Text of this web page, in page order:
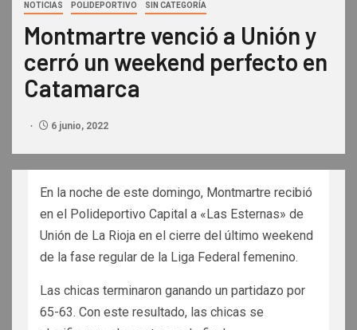
NOTICIAS POLIDEPORTIVO SIN CATEGORÍA
Montmartre venció a Unión y
cerró un weekend perfecto en
Catamarca
6 junio, 2022
En la noche de este domingo, Montmartre recibió
en el Polideportivo Capital a «Las Esternas» de
Unión de La Rioja en el cierre del último weekend
de la fase regular de la Liga Federal femenino.
Las chicas terminaron ganando un partidazo por
65-63. Con este resultado, las chicas se